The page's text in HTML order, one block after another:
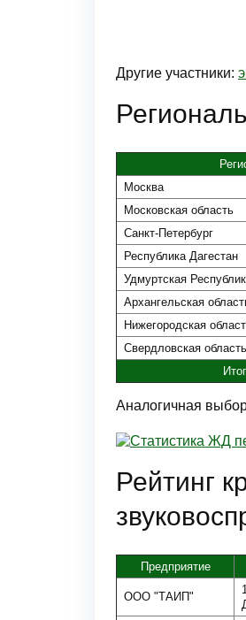
Другие участники:
Москва
Московская область
Санкт-Петербург
Республика Дагестан
Удмуртская
Архангельская
Нижегородская
Свердловская область
Аналогичная
Рейтинг
Предприятие
ООО "ТАИП"